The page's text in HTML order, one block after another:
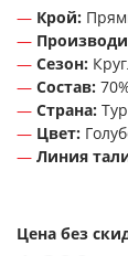
Крой:
Сезон:
Состав:
Страна:
Цвет:
Линия
Цена без